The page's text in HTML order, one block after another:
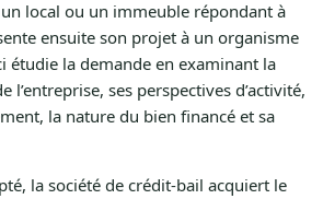
un local ou un immeuble répondant à
ensuite son projet à un organisme
étudie la demande en examinant la
l’entreprise, ses perspectives d’activité,
la nature du bien financé et sa
la société de crédit-bail acquiert le